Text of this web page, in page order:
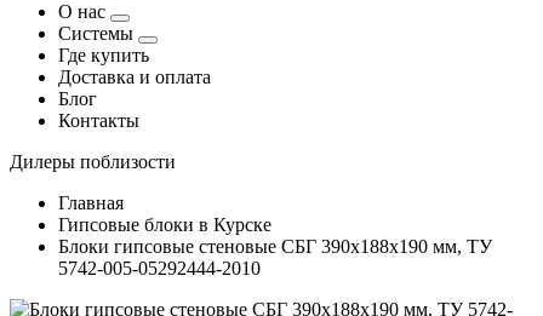
О нас
Системы
Где купить
Доставка и оплата
Блог
Контакты
Дилеры поблизости
Главная
Гипсовые блоки в Курске
Блоки гипсовые стеновые СБГ 390х188х190 мм, ТУ
5742-005-05292444-2010